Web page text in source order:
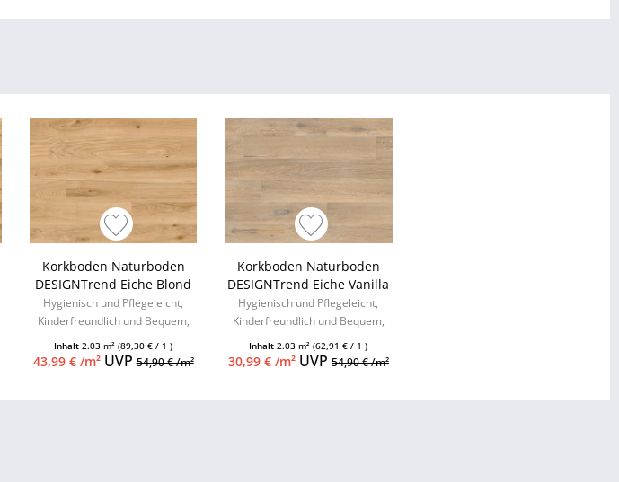
Korkboden Naturboden
DESIGNTrend Eiche Blond
Hygienisch und Pflegeleicht,
Kinderfreundlich und Bequem,
hoher Feuchtigkeitsschutz,
Keramiklack,...
Inhalt2.03 m²(89,30 € / 1 )
43,99 € /m²UVP54,90 € /m²
Korkboden Naturboden
DESIGNTrend Eiche Vanilla
Hygienisch und Pflegeleicht,
Kinderfreundlich und Bequem,
hoher Feuchtigkeitsschutz,
Keramiklack,...
Inhalt2.03 m²(62,91 € / 1 )
30,99 € /m²UVP 54,90 € /m²